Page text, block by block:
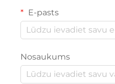
E-pasts
Nosaukums